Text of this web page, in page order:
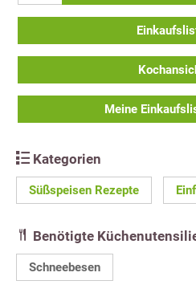
Meine
Kategorien
Süßspeisen Rezepte
Benötigte
Schneebesen